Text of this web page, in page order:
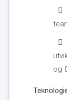
og